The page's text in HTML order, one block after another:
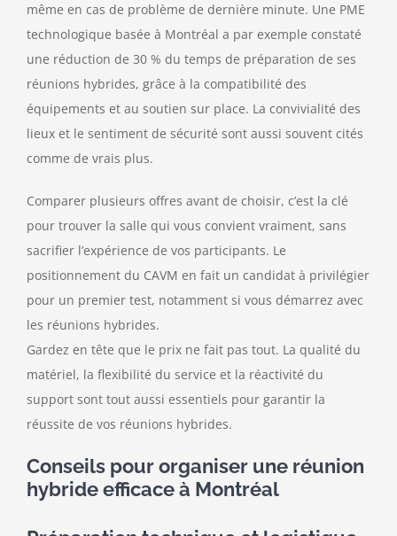
même en cas de problème de dernière minute. Une PME
technologique basée à Montréal a par exemple constaté
une réduction de 30 % du temps de préparation de ses
réunions hybrides, grâce à la compatibilité des
équipements et au soutien sur place. La convivialité des
lieux et le sentiment de sécurité sont aussi souvent cités
comme de vrais plus.
Comparer plusieurs offres avant de choisir, c’est la clé
pour trouver la salle qui vous convient vraiment, sans
sacrifier l’expérience de vos participants. Le
positionnement du CAVM en fait un candidat à privilégier
pour un premier test, notamment si vous démarrez avec
les réunions hybrides.
Gardez en tête que le prix ne fait pas tout. La qualité du
matériel, la flexibilité du service et la réactivité du
support sont tout aussi essentiels pour garantir la
réussite de vos réunions hybrides.
Conseils pour organiser une réunion
hybride efficace à Montréal